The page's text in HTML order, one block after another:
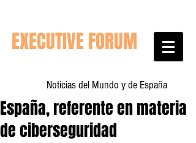
EXECUTIVE FORUM
Noticias del Mundo y de España
España, referente en materia
de ciberseguridad